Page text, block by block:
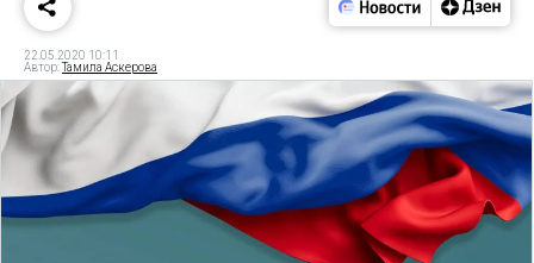
22.05.2020 10:11
Автор:Тамила Аскерова